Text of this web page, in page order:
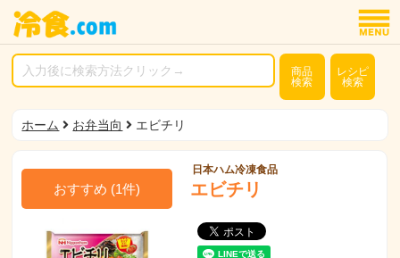
商品
検索
レシピ
検索
ホーム お弁当向 エビチリ
おすすめ (1件)
日本ハム冷凍食品
エビチリ